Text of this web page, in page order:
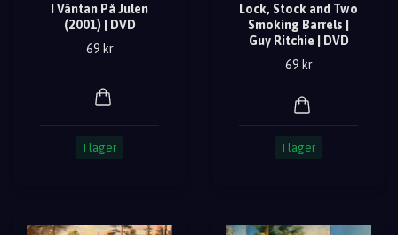
I Väntan På Julen
(2001) | DVD
69 kr
I lager
Lock, Stock and Two
Smoking Barrels |
Guy Ritchie | DVD
69 kr
I lager